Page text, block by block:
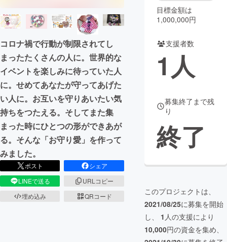
チャレンジ
まちづくり・地域活性化
CAMPFIRE for Social Good
CAMPFIRE Creation
CAMPFIREふるさと納税 machi-ya コミュニティ
コロナ禍で行動が制限されてし
まったたくさんの人に。世界的な
イベントを楽しみに待っていた人
に。せめてあなたが守ってあげた
い人に。お互いを守りあいたい気
持ちをつたえる。そしてまた集
まった時にひとつの形ができあが
る。そんな「お守り愛」を作って
みました。
ポスト
シェア
LINEで送る
URLコピー
埋め込み
QRコード
目標金額は
1,000,000円
支援者数
1人
募集終了まで残
り
終了
このプロジェクトは、
2021/08/25に募集を開始
し、 1 人の支援により
10,000円の資金を集め、